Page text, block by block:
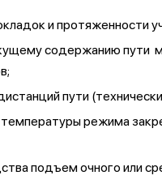
и протяженности
содержанию пути
пути
режима
подъем очного или